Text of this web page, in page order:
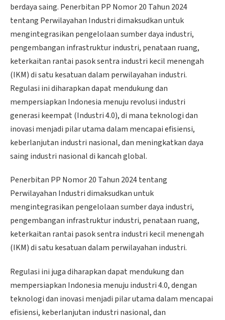
berdaya saing. Penerbitan PP Nomor 20 Tahun 2024
tentang Perwilayahan Industri dimaksudkan untuk
mengintegrasikan pengelolaan sumber daya industri,
pengembangan infrastruktur industri, penataan ruang,
keterkaitan rantai pasok sentra industri kecil menengah
(IKM) di satu kesatuan dalam perwilayahan industri.
Regulasi ini diharapkan dapat mendukung dan
mempersiapkan Indonesia menuju revolusi industri
generasi keempat (Industri 4.0), di mana teknologi dan
inovasi menjadi pilar utama dalam mencapai efisiensi,
keberlanjutan industri nasional, dan meningkatkan daya
saing industri nasional di kancah global.
Penerbitan PP Nomor 20 Tahun 2024 tentang
Perwilayahan Industri dimaksudkan untuk
mengintegrasikan pengelolaan sumber daya industri,
pengembangan infrastruktur industri, penataan ruang,
keterkaitan rantai pasok sentra industri kecil menengah
(IKM) di satu kesatuan dalam perwilayahan industri.
Regulasi ini juga diharapkan dapat mendukung dan
mempersiapkan Indonesia menuju industri 4.0, dengan
teknologi dan inovasi menjadi pilar utama dalam mencapai
efisiensi, keberlanjutan industri nasional, dan